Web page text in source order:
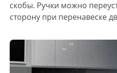
скобы. Ручки можно
сторону при перенавеске